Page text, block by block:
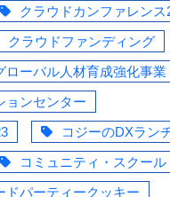
クラウドカンファレンス
クラウドファンディング
ローバル人材育成強化事業
ョンセンター
コジーのDXラン
コミュニティ・スクール
ドパーティークッキー